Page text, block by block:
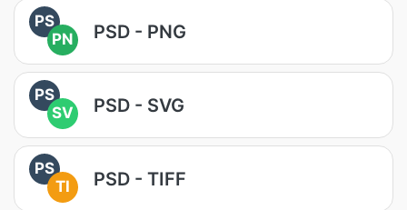
PS
PN
PSD - PNG
PS
SV
PSD - SVG
PS
TI
PSD - TIFF